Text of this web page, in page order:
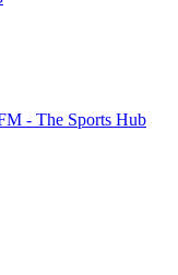
- The Sports Hub